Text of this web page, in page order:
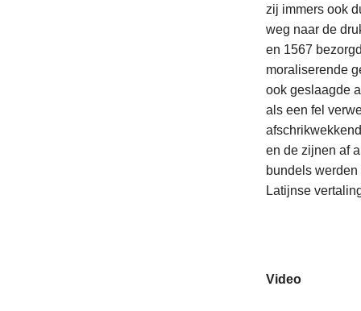
zij immers ook
weg naar de
en 1567
moraliserende
ook geslaagde
als een fel
en de zijnen af
bundels
Latijnse
Video